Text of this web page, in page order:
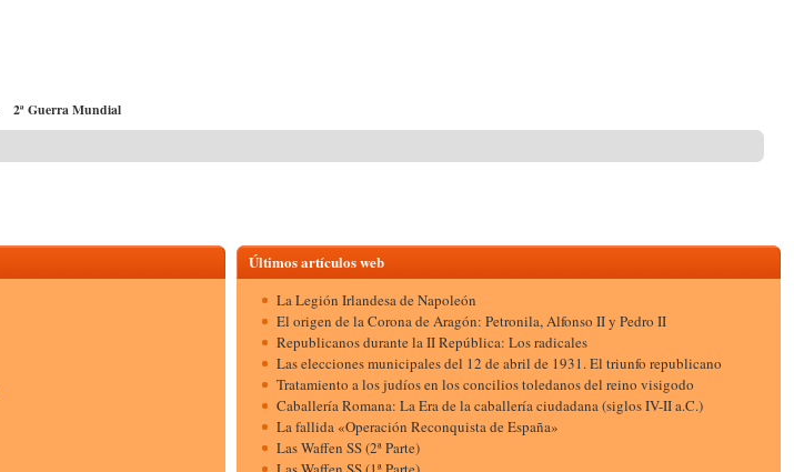
2ª Guerra Mundial
Últimos artículos web
La Legión Irlandesa de Napoleón
El origen de la Corona de Aragón: Petronila, Alfonso II y Pedro II
Republicanos durante la II República: Los radicales
Las elecciones municipales del 12 de abril de 1931. El triunfo republicano
Tratamiento a los judíos en los concilios toledanos del reino visigodo
Caballería Romana: La Era de la caballería ciudadana (siglos IV-II a.C.)
La fallida «Operación Reconquista de España»
Las Waffen SS (2ª Parte)